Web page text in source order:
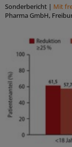
Sonderbericht | Mit
Pharma GmbH,